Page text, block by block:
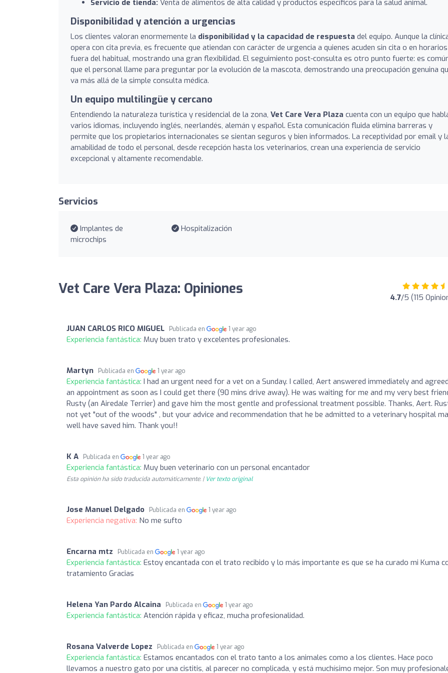
Servicio de tienda: Venta de alimentos de alta calidad y productos específicos para la salud animal.
Disponibilidad y atención a urgencias
Los clientes valoran enormemente la disponibilidad y la capacidad de respuesta del equipo. Aunque la
opera con cita previa, es frecuente que atiendan con carácter de urgencia a quienes acuden sin cita o en horarios
fuera del habitual, mostrando una gran flexibilidad. El seguimiento post-consulta es otro punto fuerte: es
que el personal llame para preguntar por la evolución de la mascota, demostrando una preocupación genuina
va más allá de la simple consulta médica.
Un equipo multilingüe y cercano
Entendiendo la naturaleza turística y residencial de la zona, Vet Care Vera Plaza cuenta con un equipo que
varios idiomas, incluyendo inglés, neerlandés, alemán y español. Esta comunicación fluida elimina barreras y
permite que los propietarios internacionales se sientan seguros y bien informados. La receptividad por email y
amabilidad de todo el personal, desde recepción hasta los veterinarios, crean una experiencia de servicio
excepcional y altamente recomendable.
Servicios
Implantes de
microchips
Hospitalización
Vet Care Vera Plaza: Opiniones 4.7/5 (115
JUAN CARLOS RICO MIGUEL Publicada en 1 year ago
Experiencia fantástica: Muy buen trato y excelentes profesionales.
Martyn Publicada en 1 year ago
Experiencia fantástica: I had an urgent need for a vet on a Sunday. I called, Aert answered immediately and
an appointment as soon as I could get there (90 mins drive away). He was waiting for me and my very best
Rusty (an Airedale Terrier) and gave him the most gentle and professional treatment possible. Thanks, Aert.
not yet "out of the woods" , but your advice and recommendation that he be admitted to a veterinary hospital
well have saved him. Thank you!!
K A Publicada en 1 year ago
Experiencia fantástica: Muy buen veterinario con un personal encantador
Esta opinión ha sido traducida automáticamente. | Ver texto original
Jose Manuel Delgado Publicada en 1 year ago
Experiencia negativa: No me sufto
Encarna mtz Publicada en 1 year ago
Experiencia fantástica: Estoy encantada con el trato recibido y lo más importante es que se ha curado mi Kuma
tratamiento Gracias
Helena Yan Pardo Alcaina Publicada en 1 year ago
Experiencia fantástica: Atención rápida y eficaz, mucha profesionalidad.
Rosana Valverde Lopez Publicada en 1 year ago
Experiencia fantástica: Estamos encantados con el trato tanto a los animales como a los clientes. Hace poco
llevamos a nuestro gato por una cistitis, al parecer no complicada, y está muchísimo mejor. Son muy